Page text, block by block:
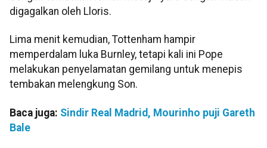
digagalkan oleh Lloris.
Lima menit kemudian, Tottenham hampir
memperdalam luka Burnley, tetapi kali ini Pope
melakukan penyelamatan gemilang untuk menepis
tembakan melengkung Son.
Baca juga: Sindir Real Madrid, Mourinho puji Gareth
Bale